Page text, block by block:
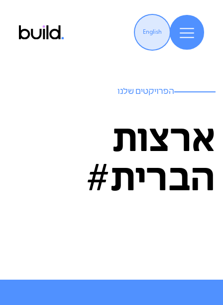
English
הפרויקטים שלנו
ארצות
הברית#